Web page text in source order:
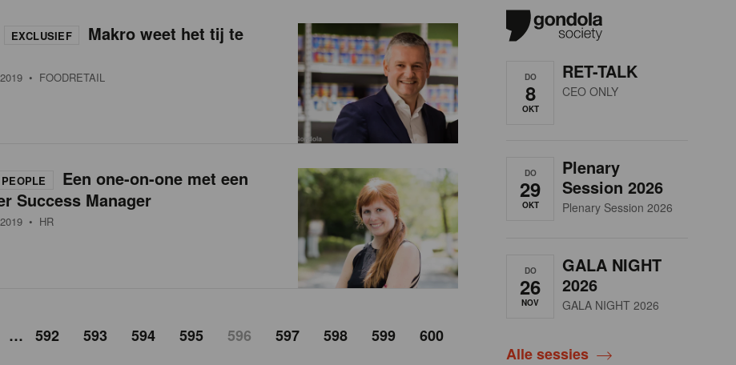
EXCLUSIEF
Makro weet het tij te
• FOODRETAIL
Een one-on-one met een
Success Manager
• HR
… 592 593 594 595 596 597 598 599 600
DO
8
OKT
RET-TALK
CEO ONLY
DO
29
OKT
Plenary
Session 2026
Plenary Session 2026
DO
26
NOV
GALA NIGHT
2026
GALA NIGHT 2026
Alle sessies